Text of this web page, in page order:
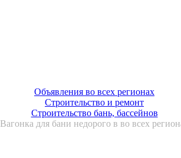
Объявления во всех регионах
Строительство и ремонт
Строительство бань, бассейнов
Вагонка для бани недорого в во всех